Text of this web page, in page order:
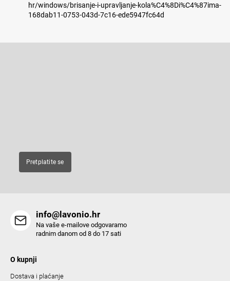
hr/windows/brisanje-i-upravljanje-kola%C4%8Di%C4%87ima-
168dab11-0753-043d-7c16-ede5947fc64d
Pretplatite se
info@lavonio.hr
Na vaše e-mailove odgovaramo
radnim danom od 8 do 17 sati
O kupnji
Dostava i plaćanje